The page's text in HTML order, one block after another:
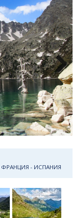
Next
ФРАНЦИЯ - ИСПАНИЯ